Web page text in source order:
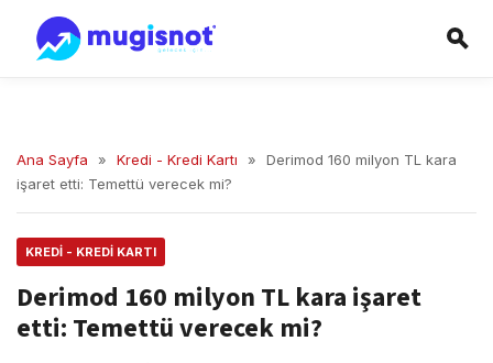
Ana Sayfa » Kredi - Kredi Kartı »
Derimod 160 milyon TL kara
işaret etti: Temettü verecek mi?
KREDI - KREDI KARTI
Derimod 160 milyon TL kara işaret
etti: Temettü verecek mi?